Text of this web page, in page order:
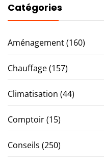
Catégories
Aménagement(160)
Chauffage(157)
Climatisation (44)
Comptoir(15)
Conseils (250)